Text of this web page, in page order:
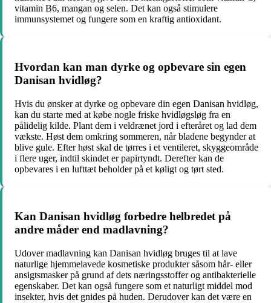
vitamin B6, mangan og selen. Det kan også stimulere
immunsystemet og fungere som en kraftig antioxidant.
Hvordan kan man dyrke og opbevare sin egen
Danisan hvidløg?
Hvis du ønsker at dyrke og opbevare din egen Danisan hvidløg,
kan du starte med at købe nogle friske hvidløgsløg fra en
pålidelig kilde. Plant dem i veldrænet jord i efteråret og lad dem
vækste. Høst dem omkring sommeren, når bladene begynder at
blive gule. Efter høst skal de tørres i et ventileret, skyggeområde
i flere uger, indtil skindet er papirtyndt. Derefter kan de
opbevares i en lufttæt beholder på et køligt og tørt sted.
Kan Danisan hvidløg forbedre helbredet på
andre måder end madlavning?
Udover madlavning kan Danisan hvidløg bruges til at lave
naturlige hjemmelavede kosmetiske produkter såsom hår- eller
ansigtsmasker på grund af dets næringsstoffer og antibakterielle
egenskaber. Det kan også fungere som et naturligt middel mod
insekter, hvis det gnides på huden. Derudover kan det være en